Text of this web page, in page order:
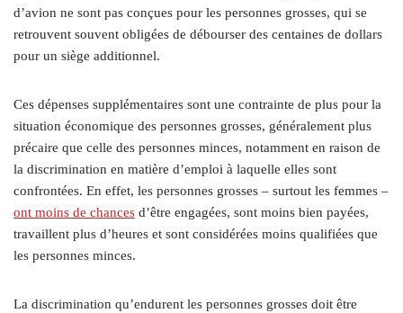
d’avion ne sont pas conçues pour les personnes grosses, qui se
retrouvent souvent obligées de débourser des centaines de dollars
pour un siège additionnel.
Ces dépenses supplémentaires sont une contrainte de plus pour la
situation économique des personnes grosses, généralement plus
précaire que celle des personnes minces, notamment en raison de
la discrimination en matière d’emploi à laquelle elles sont
confrontées. En effet, les personnes grosses – surtout les femmes –
ont moins de chances d’être engagées, sont moins bien payées,
travaillent plus d’heures et sont considérées moins qualifiées que
les personnes minces.
La discrimination qu’endurent les personnes grosses doit être